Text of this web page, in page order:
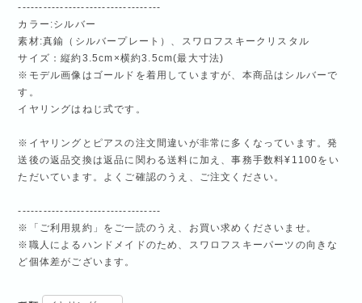
----------------------------------
カラー:シルバー
素材:真鍮（シルバープレート）、スワロフスキークリスタル
サイズ：縦約3.5cm×横約3.5cm(最大寸法)
※モデル画像はゴールドを着用していますが、本商品はシルバーで
す。
イヤリングはねじ式です。
※イヤリングとピアスの注文間違いが非常に多くなっています。発
送後の返品交換は返品に関わる送料に加え、事務手数料¥1100をい
ただいています。よくご確認のうえ、ご注文ください。
----------------------------------
※「ご利用規約」をご一読のうえ、お買い求めくださいませ。
※職人によるハンドメイドのため、スワロフスキーパーツの向きな
ど個体差がございます。